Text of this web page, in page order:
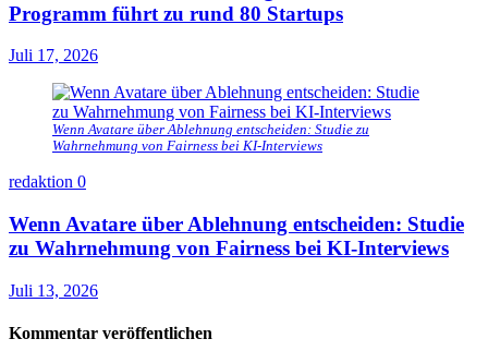
Programm führt zu rund 80 Startups
Juli 17, 2026
Wenn Avatare über Ablehnung entscheiden: Studie zu
Wahrnehmung von Fairness bei KI-Interviews
redaktion 0
Wenn Avatare über Ablehnung entscheiden: Studie
zu Wahrnehmung von Fairness bei KI-Interviews
Juli 13, 2026
Kommentar veröffentlichen